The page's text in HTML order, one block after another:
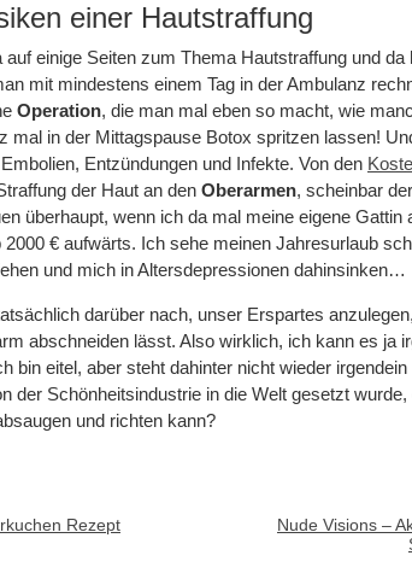
einer Hautstraffung
einige Seiten zum Thema Hautstraffung und da
mit mindestens einem Tag in der Ambulanz
Operation, die man mal eben so macht, wie
mal in der Mittagspause Botox spritzen lassen!
Entzündungen und Infekte. Von den
der Haut an den Oberarmen, scheinbar der
überhaupt, wenn ich da mal meine eigene Gattin
€ aufwärts. Ich sehe meinen Jahresurlaub
und mich in Altersdepressionen dahinsinken…
darüber nach, unser Erspartes
abschneiden lässt. Also wirklich, ich kann es ja
bin eitel, aber steht dahinter nicht wieder irgendein
der Schönheitsindustrie in die Welt gesetzt wurde,
und richten kann?
Rezept
Nude Visions –